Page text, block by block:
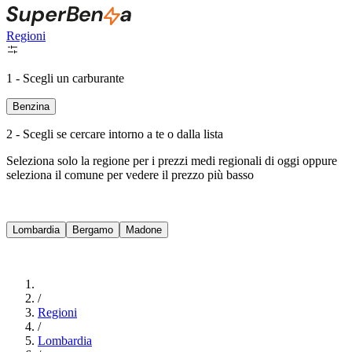
Regioni
1 - Scegli un carburante
Benzina
2 - Scegli se cercare intorno a te o dalla lista
Seleziona solo la regione per i prezzi medi regionali di oggi oppure
seleziona il comune per vedere il prezzo più basso
Lombardia Bergamo Madone
/
Regioni
/
Lombardia